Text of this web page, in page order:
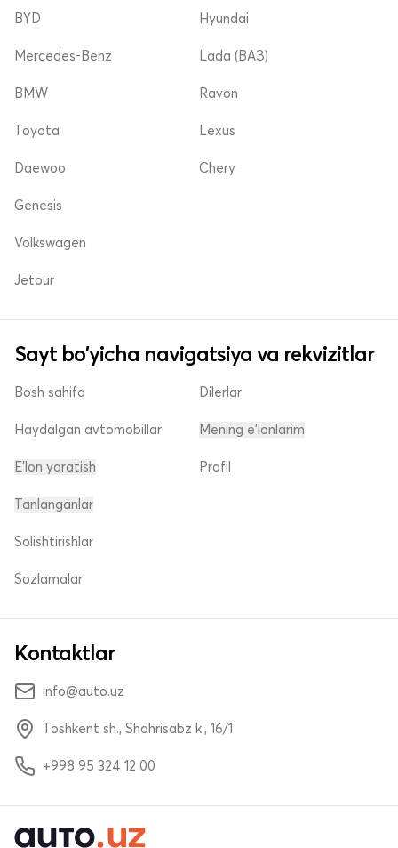
BYD
Mercedes-Benz
Hyundai
Lada (ВАЗ)
BMW
Toyota
Daewoo
Ravon
Lexus
Chery
Genesis
Volkswagen
Jetour
Sayt bo'yicha navigatsiya va rekvizitlar
Bosh sahifa
Haydalgan avtomobillar
E'lon yaratish
Dilerlar
Mening e'lonlarim
Profil
Tanlanganlar
Solishtirishlar
Sozlamalar
Kontaktlar
info@auto.uz
Toshkent sh., Shahrisabz k., 16/1
+998 95 324 12 00